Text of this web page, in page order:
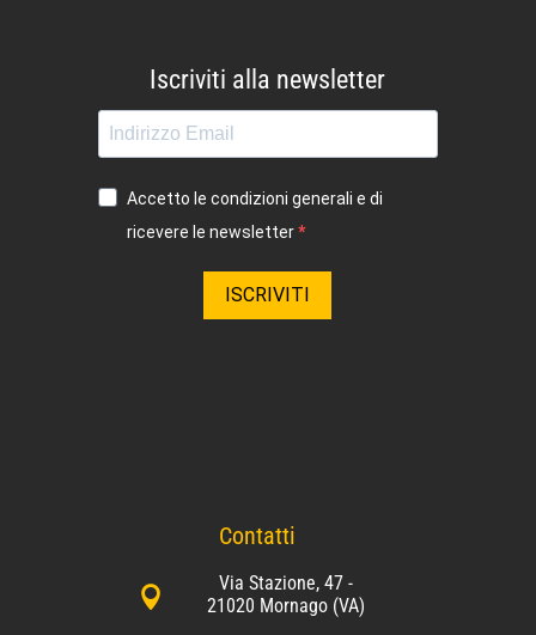
Iscriviti alla newsletter
Accetto le condizioni generali e di
ricevere le newsletter
ISCRIVITI
Contatti

Via Stazione, 47 -
21020 Mornago (VA)